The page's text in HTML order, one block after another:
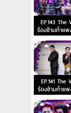
EP.143
ร้องข้ามกำแ
EP.141
ร้องข้ามกำแ